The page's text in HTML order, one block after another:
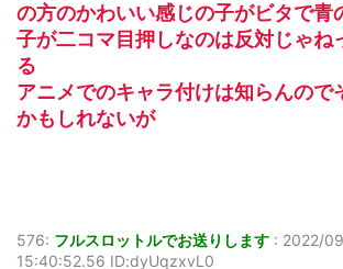
の方のかわいい感じの子がビタで青
子が二コマ目押しなのは反対じゃね
る
アニメでのキャラ付けは知らんので
かもしれないが
576: フルスロットルでお送りします : 2022/
15:40:52.56 ID:dyUqzxvL0